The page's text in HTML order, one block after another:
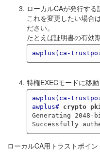
ローカルCAが発行す
これを変更したい場合
ださい。
たとえば証明書の有効
awplus(ca-
特権EXECモードに移
awplus(ca-
awplus#
crypto
Generating
ローカルCA用トラストポイ